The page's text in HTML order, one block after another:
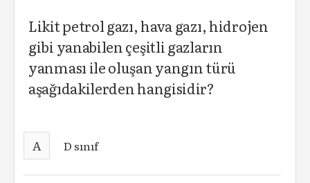
Likit petrol gazı, hava gazı, hidrojen
gibi yanabilen çeşitli gazların
yanması ile oluşan yangın türü
aşağıdakilerden hangisidir?
A D sınıf